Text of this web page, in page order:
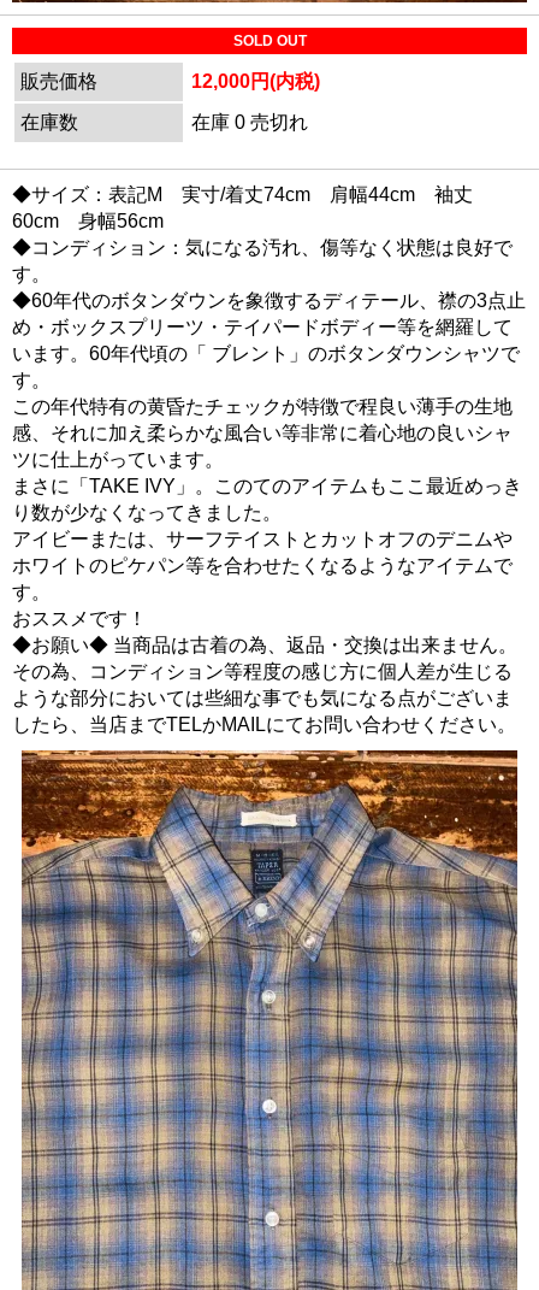
SOLD OUT
販売価格
12,000円(内税)
在庫数
在庫 0 売切れ
◆サイズ：表記M 実寸/着丈74cm 肩幅44cm 袖丈
60cm 身幅56cm
◆コンディション：気になる汚れ、傷等なく状態は良好で
す。
◆60年代のボタンダウンを象徴するディテール、襟の3点止
め・ボックスプリーツ・テイパードボディー等を網羅して
います。60年代頃の「 ブレント」のボタンダウンシャツで
す。
この年代特有の黄昏たチェックが特徴で程良い薄手の生地
感、それに加え柔らかな風合い等非常に着心地の良いシャ
ツに仕上がっています。
まさに「TAKE IVY」。このてのアイテムもここ最近めっき
り数が少なくなってきました。
アイビーまたは、サーフテイストとカットオフのデニムや
ホワイトのピケパン等を合わせたくなるようなアイテムで
す。
おススメです！
◆お願い◆ 当商品は古着の為、返品・交換は出来ません。
その為、コンディション等程度の感じ方に個人差が生じる
ような部分においては些細な事でも気になる点がございま
したら、当店までTELかMAILにてお問い合わせください。